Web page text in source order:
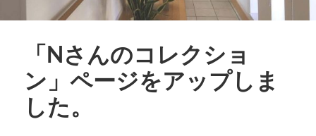
「Nさんのコレクショ
ン」ページをアップしま
した。